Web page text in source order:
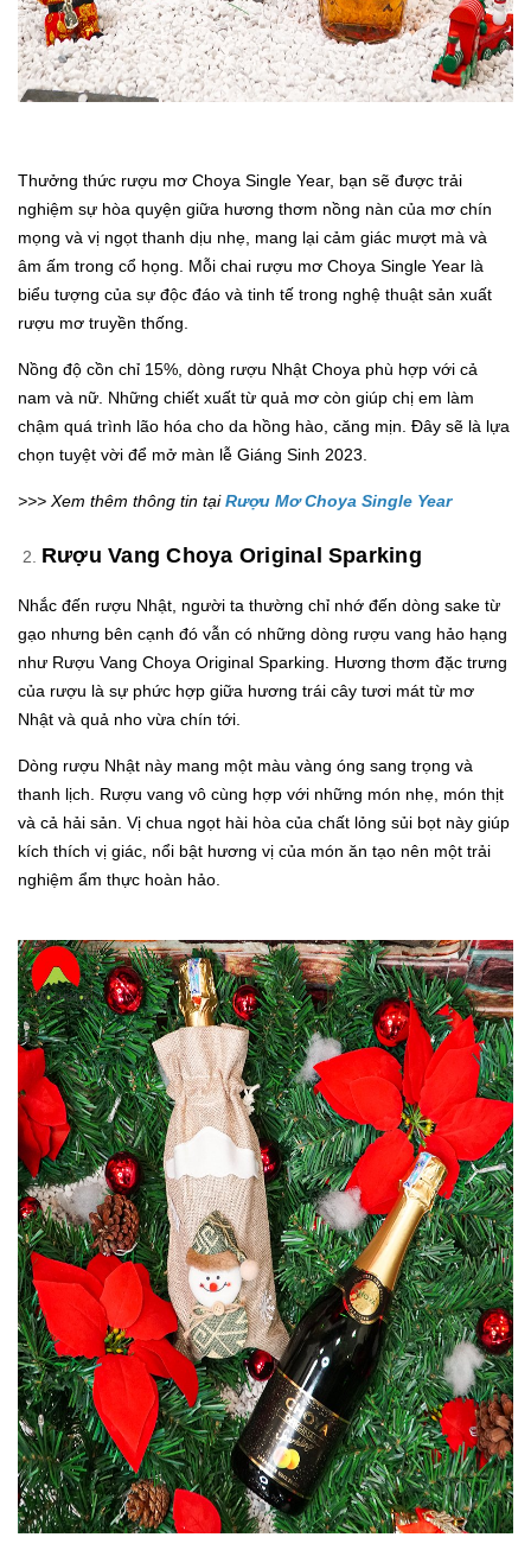
Thưởng thức rượu mơ Choya Single Year, bạn sẽ được trải
nghiệm sự hòa quyện giữa hương thơm nồng nàn của mơ chín
mọng và vị ngọt thanh dịu nhẹ, mang lại cảm giác mượt mà và
âm ấm trong cổ họng. Mỗi chai rượu mơ Choya Single Year là
biểu tượng của sự độc đáo và tinh tế trong nghệ thuật sản xuất
rượu mơ truyền thống.
Nồng độ cồn chỉ 15%, dòng rượu Nhật Choya phù hợp với cả
nam và nữ. Những chiết xuất từ quả mơ còn giúp chị em làm
chậm quá trình lão hóa cho da hồng hào, căng mịn. Đây sẽ là lựa
chọn tuyệt vời để mở màn lễ Giáng Sinh 2023.
>>> Xem thêm thông tin tạiRượu Mơ Choya Single Year
Rượu Vang Choya Original Sparking
Nhắc đến rượu Nhật, người ta thường chỉ nhớ đến dòng sake từ
gạo nhưng bên cạnh đó vẫn có những dòng rượu vang hảo hạng
như Rượu Vang Choya Original Sparking. Hương thơm đặc trưng
của rượu là sự phức hợp giữa hương trái cây tươi mát từ mơ
Nhật và quả nho vừa chín tới.
Dòng rượu Nhật này mang một màu vàng óng sang trọng và
thanh lịch. Rượu vang vô cùng hợp với những món nhẹ, món thịt
và cả hải sản. Vị chua ngọt hài hòa của chất lỏng sủi bọt này giúp
kích thích vị giác, nổi bật hương vị của món ăn tạo nên một trải
nghiệm ẩm thực hoàn hảo.